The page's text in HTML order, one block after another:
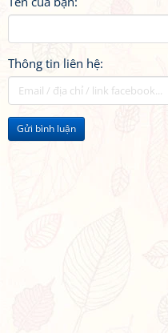
Thông tin liên hệ:
Gửi bình luận